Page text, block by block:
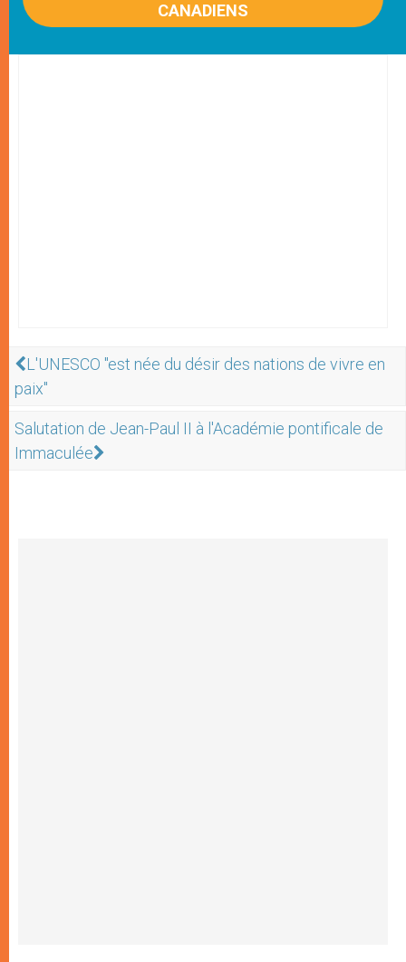
CANADIENS
L'UNESCO "est née du désir des nations de vivre en
paix"
Salutation de Jean-Paul II à l'Académie pontificale de
Immaculée